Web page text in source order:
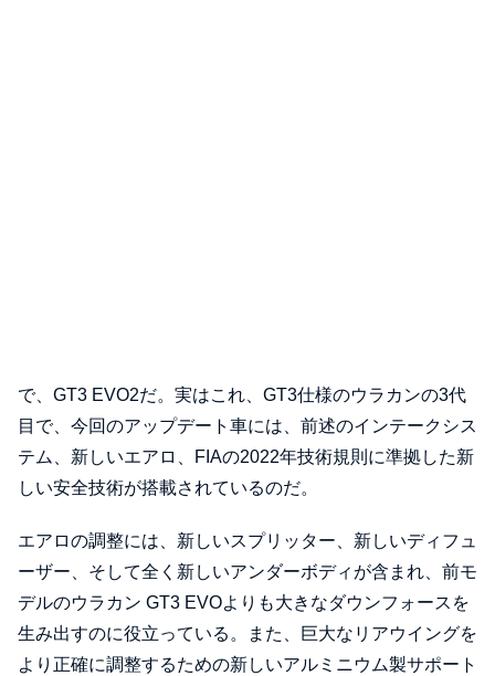
で、GT3 EVO2だ。実はこれ、GT3仕様のウラカンの3代
目で、今回のアップデート車には、前述のインテークシス
テム、新しいエアロ、FIAの2022年技術規則に準拠した新
しい安全技術が搭載されているのだ。
エアロの調整には、新しいスプリッター、新しいディフュ
ーザー、そして全く新しいアンダーボディが含まれ、前モ
デルのウラカン GT3 EVOよりも大きなダウンフォースを
生み出すのに役立っている。また、巨大なリアウイングを
より正確に調整するための新しいアルミニウム製サポート